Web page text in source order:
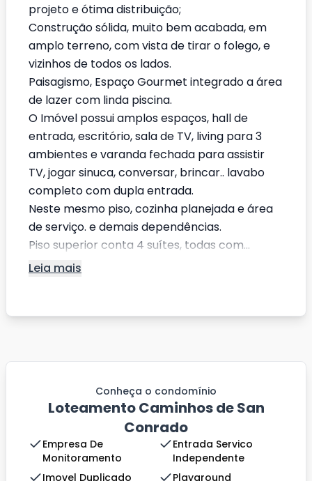
projeto e ótima distribuição;
Construção sólida, muito bem acabada, em
amplo terreno, com vista de tirar o folego, e
vizinhos de todos os lados.
Paisagismo, Espaço Gourmet integrado a área
de lazer com linda piscina.
O Imóvel possui amplos espaços, hall de
entrada, escritório, sala de TV, living para 3
ambientes e varanda fechada para assistir
TV, jogar sinuca, conversar, brincar.. lavabo
completo com dupla entrada.
Neste mesmo piso, cozinha planejada e área
de serviço. e demais dependências.
Piso superior conta 4 suítes, todas com...
Leia mais
Conheça o condomínio
Loteamento Caminhos de San
Conrado
Empresa De
Monitoramento
Entrada Servico
Independente
Imovel Duplicado
Playground